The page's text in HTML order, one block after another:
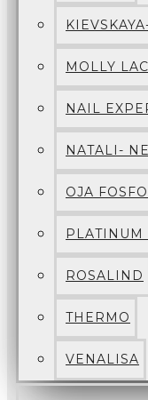
MOLLY LAC
NAIL
NATALI-
OJA
PLATINUM
ROSALIND
THERMO
VENALISA